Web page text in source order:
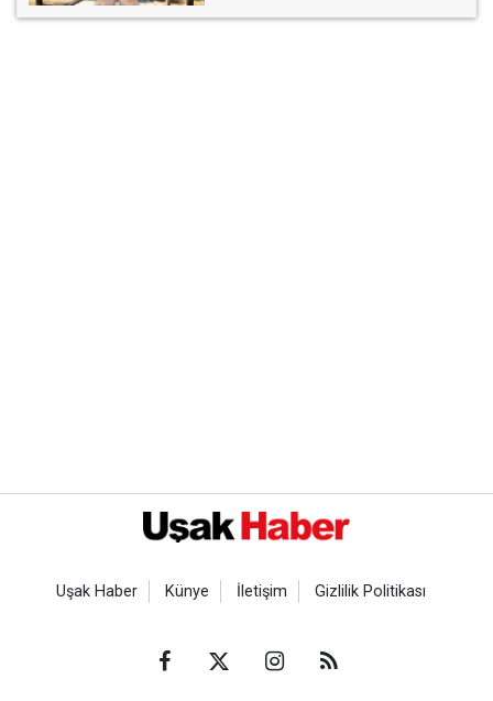
Uşak Haber Künye İletişim Gizlilik Politikası